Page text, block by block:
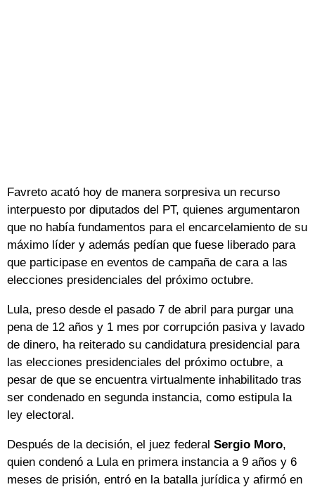
Favreto acató hoy de manera sorpresiva un recurso
interpuesto por diputados del PT, quienes argumentaron
que no había fundamentos para el encarcelamiento de su
máximo líder y además pedían que fuese liberado para
que participase en eventos de campaña de cara a las
elecciones presidenciales del próximo octubre.
Lula, preso desde el pasado 7 de abril para purgar una
pena de 12 años y 1 mes por corrupción pasiva y lavado
de dinero, ha reiterado su candidatura presidencial para
las elecciones presidenciales del próximo octubre, a
pesar de que se encuentra virtualmente inhabilitado tras
ser condenado en segunda instancia, como estipula la
ley electoral.
Después de la decisión, el juez federal Sergio Moro,
quien condenó a Lula en primera instancia a 9 años y 6
meses de prisión, entró en la batalla jurídica y afirmó en